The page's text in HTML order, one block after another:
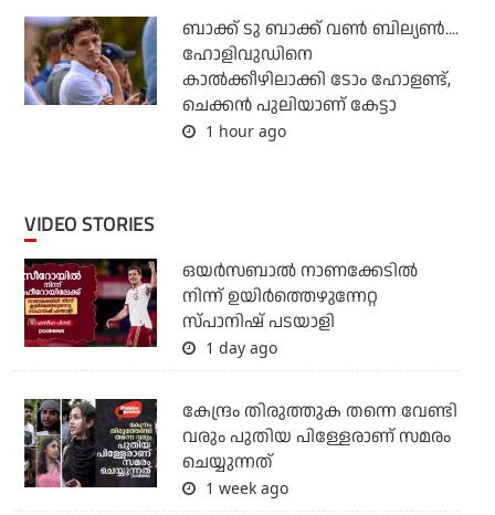
ബാക്ക് ടു ബാക്ക് വണ്‍ ബില്യണ്‍....
ഹോളിവുഡിനെ
കാല്‍ക്കീഴിലാക്കി ടോം ഹോളണ്ട്,
ചെക്കന്‍ പുലിയാണ് കേട്ടാ
1 hour ago
VIDEO STORIES
ഒയര്‍സബാൽ നാണക്കേടിൽ
നിന്ന് ഉയിർത്തെഴുന്നേറ്റ
സ്പാനിഷ് പടയാളി
1 day ago
കേന്ദ്രം തിരുത്തുക തന്നെ വേണ്ടി
വരും പുതിയ പിള്ളേരാണ് സമരം
ചെയ്യുന്നത്
1 week ago